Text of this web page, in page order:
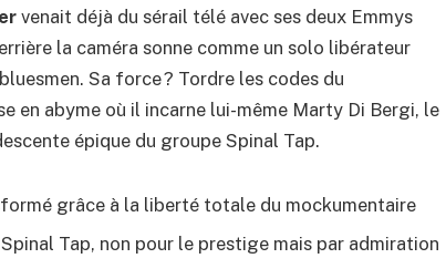
venait déjà du sérail télé avec ses deux Emmys
la caméra sonne comme un solo libérateur
Sa force ? Tordre les codes du
en abyme où il incarne lui-même Marty Di Bergi, le
épique du groupe Spinal Tap.
grâce à la liberté totale du mockumentaire
Tap, non pour le prestige mais par admiration